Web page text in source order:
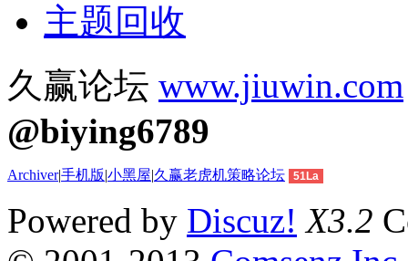
主题回收
久赢论坛 www.jiuwin.com
@biying6789
Archiver|手机版|小黑屋|久赢老虎机策略论坛 51La
Powered by Discuz! X3.2